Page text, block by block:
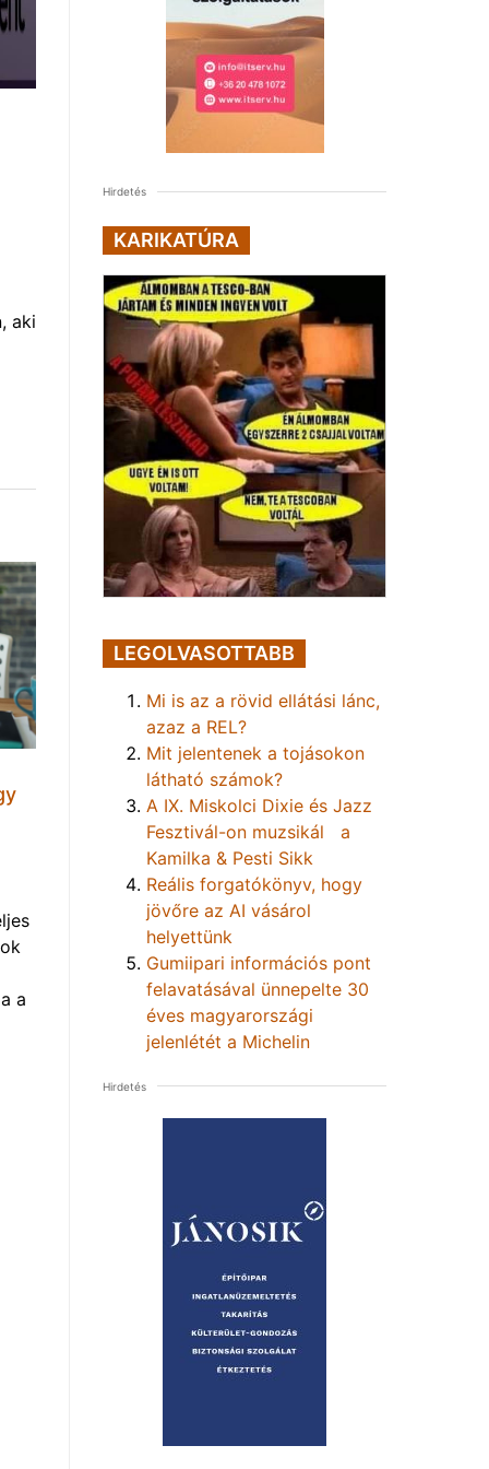
aki
a
Hirdetés
KARIKATÚRA
LEGOLVASOTTABB
Mi is az a rövid ellátási lánc,
azaz a REL?
Mit jelentenek a tojásokon
látható számok?
A IX. Miskolci Dixie és Jazz
Fesztivál-on muzsikál a
Kamilka & Pesti Sikk
Reális forgatókönyv, hogy
jövőre az AI vásárol
helyettünk
Gumiipari információs pont
felavatásával ünnepelte 30
éves magyarországi
jelenlétét a Michelin
Hirdetés